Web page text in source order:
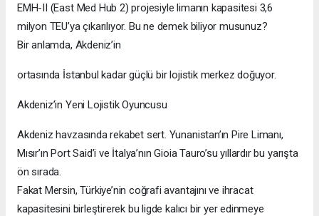
EMH-II (East Med Hub 2) projesiyle limanın kapasitesi 3,6
milyon TEU’ya çıkarılıyor. Bu ne demek biliyor musunuz?
Bir anlamda, Akdeniz’in
ortasında İstanbul kadar güçlü bir lojistik merkez doğuyor.
Akdeniz’in Yeni Lojistik Oyuncusu
Akdeniz havzasında rekabet sert. Yunanistan’ın Pire Limanı,
Mısır’ın Port Said’i ve İtalya’nın Gioia Tauro’su yıllardır bu yarışta
ön sırada.
Fakat Mersin, Türkiye’nin coğrafi avantajını ve ihracat
kapasitesini birleştirerek bu ligde kalıcı bir yer edinmeye